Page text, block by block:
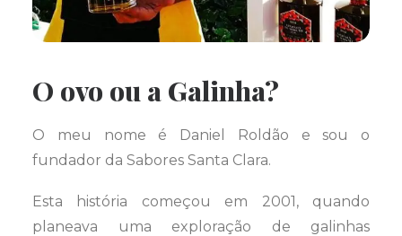
O ovo ou a Galinha?
O meu nome é Daniel Roldão e sou o
fundador da Sabores Santa Clara.
Esta história começou em 2001, quando
planeava uma exploração de galinhas